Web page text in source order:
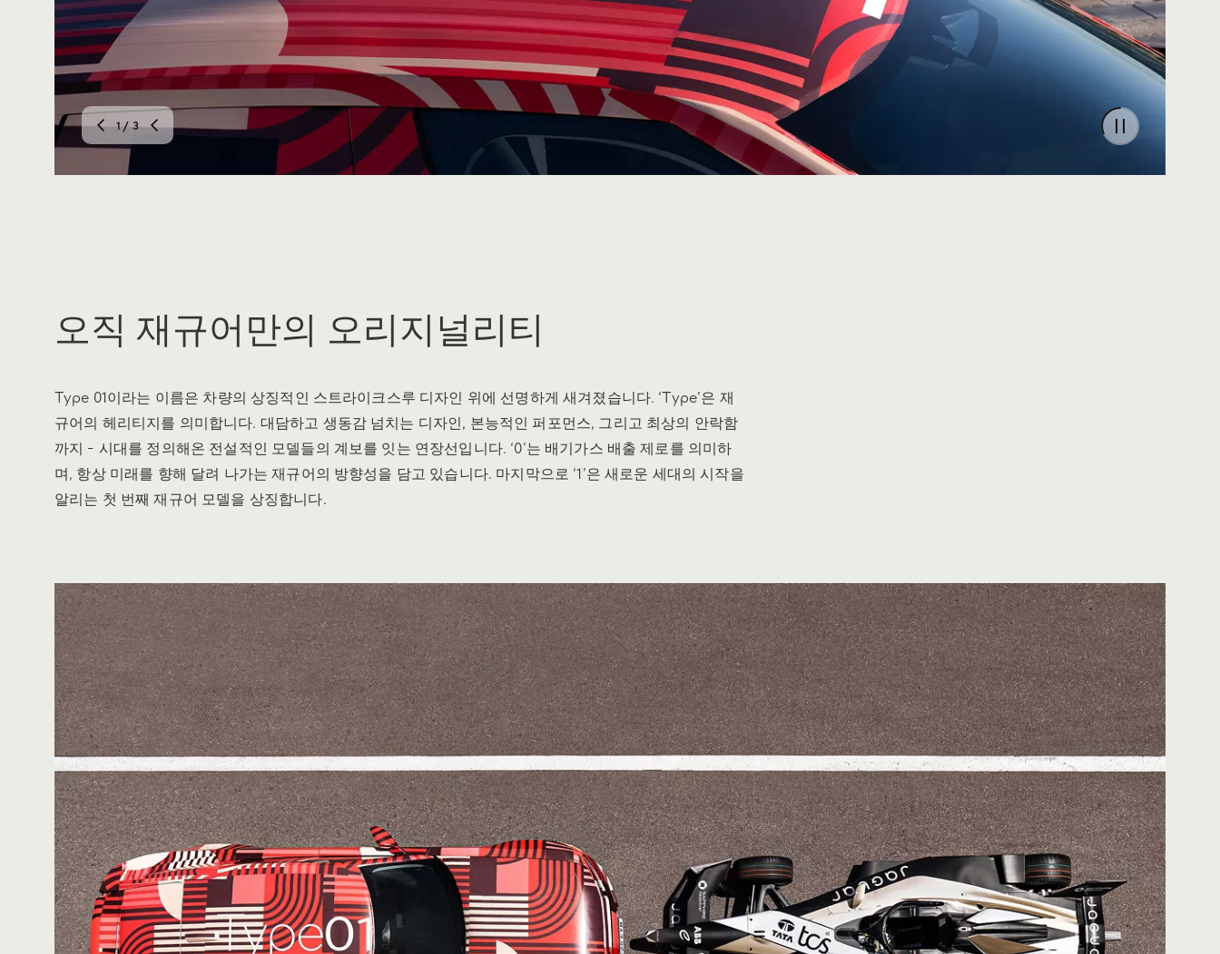
1/ 3
오직 재규어만의 오리지널리티
Type 01이라는 이름은 차량의 상징적인 스트라이크스루 디자인 위에 선명하게 새겨졌습니다. ‘Type’은 재
규어의 헤리티지를 의미합니다. 대담하고 생동감 넘치는 디자인, 본능적인 퍼포먼스, 그리고 최상의 안락함
까지 - 시대를 정의해온 전설적인 모델들의 계보를 잇는 연장선입니다. ‘0’는 배기가스 배출 제로를 의미하
며, 항상 미래를 향해 달려 나가는 재규어의 방향성을 담고 있습니다. 마지막으로 ‘1’은 새로운 세대의 시작을
알리는 첫 번째 재규어 모델을 상징합니다.